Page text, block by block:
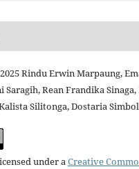
Rindu Erwin Marpaung,
Saragih, Rean Frandika
Silitonga, Dostaria
under aCreative